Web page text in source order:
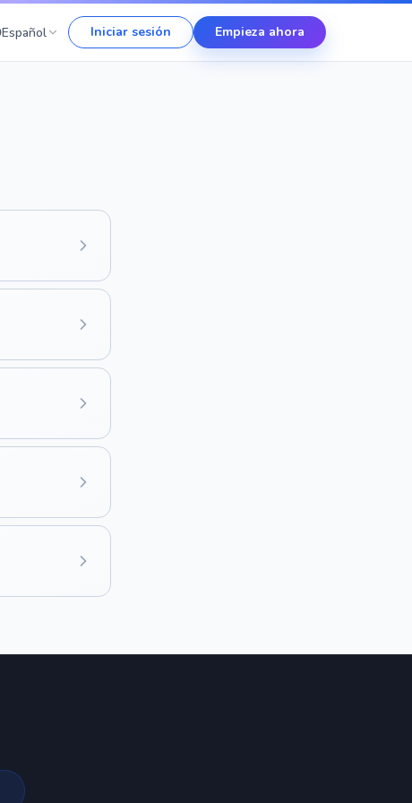
Español Iniciar sesión Empieza ahora